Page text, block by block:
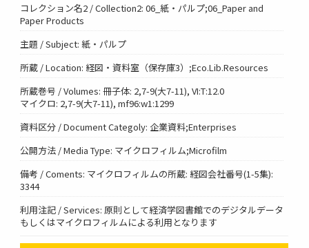
コレクション名2 / Collection2: 06_紙・パルプ;06_Paper and
Paper Products
主題 / Subject: 紙・パルプ
所蔵 / Location: 経図・資料室（保存庫3）;Eco.Lib.Resources
所蔵巻号 / Volumes: 冊子体: 2,7-9(大7-11), VI:T:12.0
マイクロ: 2,7-9(大7-11), mf96:w1:1299
資料区分 / Document Categoly: 企業資料;Enterprises
公開方法 / Media Type: マイクロフィルム;Microfilm
備考 / Coments: マイクロフィルムの所蔵: 経図会社番号(1-5集):
3344
利用注記 / Services: 原則として経済学図書館でのデジタルデータ
もしくはマイクロフィルムによる利用となります